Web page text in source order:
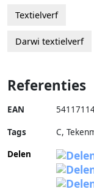
Textielverf
Darwi textielverf
Referenties
EAN
Tags
C,
Delen